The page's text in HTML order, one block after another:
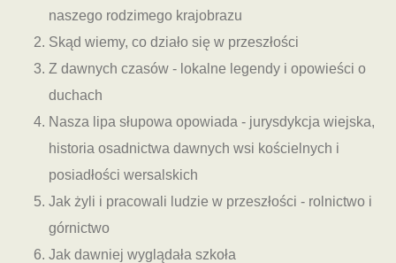
naszego rodzimego krajobrazu
Skąd wiemy, co działo się w przeszłości
Z dawnych czasów - lokalne legendy i opowieści o
duchach
Nasza lipa słupowa opowiada - jurysdykcja wiejska,
historia osadnictwa dawnych wsi kościelnych i
posiadłości wersalskich
Jak żyli i pracowali ludzie w przeszłości - rolnictwo i
górnictwo
Jak dawniej wyglądała szkoła